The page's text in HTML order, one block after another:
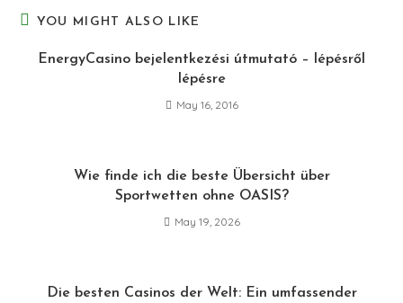
YOU MIGHT ALSO LIKE
EnergyCasino bejelentkezési útmutató – lépésről
lépésre
May 16, 2016
Wie finde ich die beste Übersicht über
Sportwetten ohne OASIS?
May 19, 2026
Die besten Casinos der Welt: Ein umfassender